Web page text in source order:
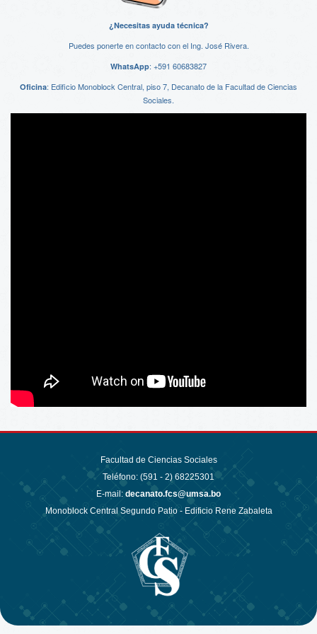
¿Necesitas ayuda técnica?
Puedes ponerte en contacto con el Ing. José Rivera.
WhatsApp: +591 60683827
Oficina: Edificio Monoblock Central, piso 7, Decanato de la Facultad de Ciencias
Sociales.
Facultad de Ciencias Sociales
Teléfono: (591 - 2) 68225301
E-mail: decanato.fcs@umsa.bo
Monoblock Central Segundo Patio - Edificio Rene Zabaleta